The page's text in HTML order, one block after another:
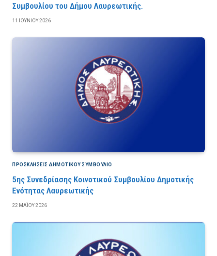
Συμβουλίου του Δήμου Λαυρεωτικής.
11 ΙΟΥΝΊΟΥ 2026
ΠΡΟΣΚΛΉΣΕΙΣ ΔΗΜΟΤΙΚΟΎ ΣΥΜΒΟΎΛΙΟ
5ης Συνεδρίασης Κοινοτικού Συμβουλίου Δημοτικής
Ενότητας Λαυρεωτικής
22 ΜΑΪ́ΟΥ 2026